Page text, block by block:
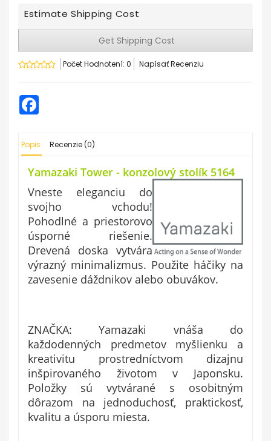
Estimate Shipping Cost
Get Shipping Cost
Počet Hodnotení: 0 Napísať Recenziu
Popis Recenzie (0)
Yamazaki Tower - konzolový stolík 5164
Vneste eleganciu do
svojho vchodu!
Pohodlné a priestorovo
úsporné riešenie.
Drevená doska vytvára
výrazný minimalizmus. Použite háčiky na
zavesenie dáždnikov alebo obuvákov.
ZNAČKA: Yamazaki vnáša do
každodenných predmetov myšlienku a
kreativitu prostredníctvom dizajnu
inšpirovaného životom v Japonsku.
Položky sú vytvárané s osobitným
dôrazom na jednoduchosť, praktickosť,
kvalitu a úsporu miesta.